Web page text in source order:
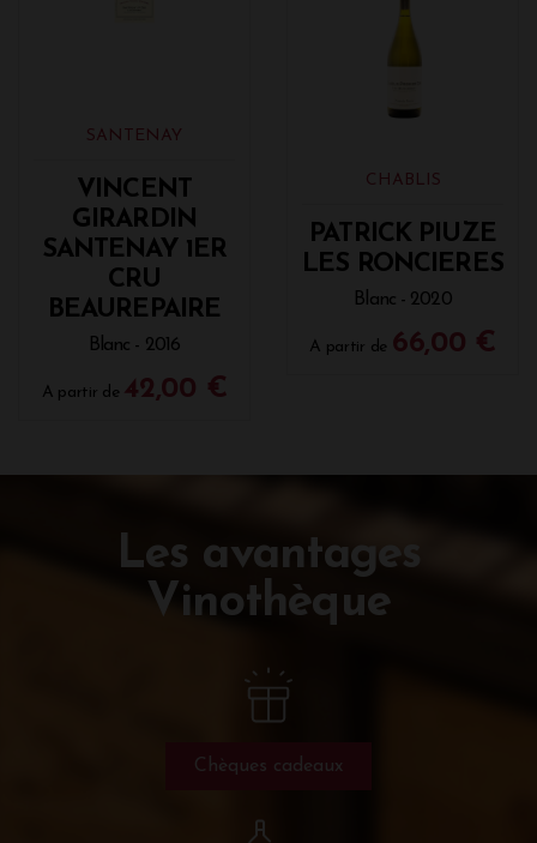
SANTENAY
VINCENT
GIRARDIN
SANTENAY 1ER
CRU
BEAUREPAIRE
Blanc - 2016
A partir de 42,00 €
CHABLIS
PATRICK PIUZE
LES RONCIERES
Blanc - 2020
A partir de 66,00 €
Les avantages
Vinothèque
Chèques cadeaux